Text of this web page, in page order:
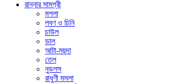
রান্নার সামগ্রী
মশলা
লবণ ও চিনি
চাউল
ডাল
আটা-ময়দা
তেল
নুডলস
রাধুণী মসলা